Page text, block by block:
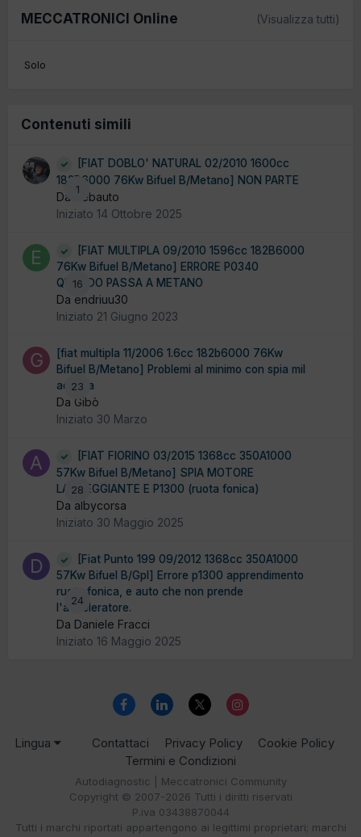
MECCATRONICI Online (Visualizza tutti)
Solo
Contenuti simili
1
[FIAT DOBLO' NATURAL 02/2010 1600cc
182B6000 76Kw Bifuel B/Metano] NON PARTE
Da debauto
Iniziato 14 Ottobre 2025
16
[FIAT MULTIPLA 09/2010 1596cc 182B6000
76Kw Bifuel B/Metano] ERRORE P0340
QUANDO PASSA A METANO
Da endriuu30
Iniziato 21 Giugno 2023
23
[fiat multipla 11/2006 1.6cc 182b6000 76Kw
Bifuel B/Metano] Problemi al minimo con spia mil
accesa
Da Gibò
Iniziato 30 Marzo
28
[FIAT FIORINO 03/2015 1368cc 350A1000
57Kw Bifuel B/Metano] SPIA MOTORE
LAMPEGGIANTE E P1300 (ruota fonica)
Da albycorsa
Iniziato 30 Maggio 2025
24
[Fiat Punto 199 09/2012 1368cc 350A1000
57Kw Bifuel B/Gpl] Errore p1300 apprendimento
ruota fonica, e auto che non prende
l'acceleratore.
Da Daniele Fracci
Iniziato 16 Maggio 2025
Lingua Contattaci Privacy Policy
Cookie Policy
Termini e Condizioni
Autodiagnostic | Meccatronici Community
Copyright © 2007-2026 Tutti i diritti riservati
P.iva 03438870044
Tutti i marchi riportati appartengono ai legittimi proprietari; marchi